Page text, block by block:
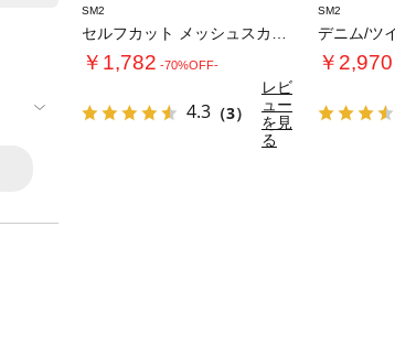
SM2
￥1,782 -70%OFF-
4.3 （3）
レビ
ュー
を見
る
SM2
￥2,970